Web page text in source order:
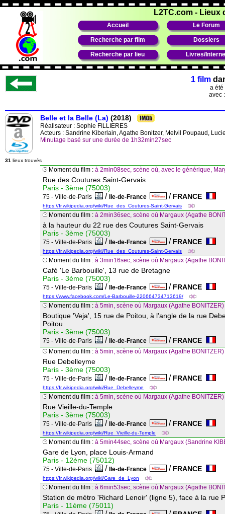
L2TC.com - Lieux
Accueil Le Forum
Recherche par film Dossiers
Recherche par lieu Livres/
1 film
a
avec
Belle et la Belle (La) (2018)
Réalisateur : Sophie FILLIERES
Acteurs : Sandrine Kiberlain, Agathe Bonitzer, Melvil Poupaud,
Minutage basé sur une durée de 1h32min27sec
31 lieux trouvés
Moment du film : à 2min08sec, scène où, avec le générique,
Rue des Coutures Saint-Gervais
Paris - 3ème (75003)
75 - Ville-de-Paris / Ile-de-France / FRANCE
https://fr.wikipedia.org/wiki/Rue_des_Coutures-Saint-Gervais
Moment du film : à 2min36sec, scène où Margaux (Agathe
à la hauteur du 22 rue des Coutures Saint-Gervais
Paris - 3ème (75003)
75 - Ville-de-Paris / Ile-de-France / FRANCE
https://fr.wikipedia.org/wiki/Rue_des_Coutures-Saint-Gervais
Moment du film : à 3min16sec, scène où Margaux (Agathe
Café 'Le Barbouille', 13 rue de Bretagne
Paris - 3ème (75003)
75 - Ville-de-Paris / Ile-de-France / FRANCE
https://www.facebook.com/Le-Barbouille-220664734713619/
Moment du film : à 5min, scène où Margaux (Agathe
Boutique 'Veja', 15 rue de Poitou, à l'angle de la rue
Poitou
Paris - 3ème (75003)
75 - Ville-de-Paris / Ile-de-France / FRANCE
Moment du film : à 5min, scène où Margaux (Agathe
Rue Debelleyme
Paris - 3ème (75003)
75 - Ville-de-Paris / Ile-de-France / FRANCE
https://fr.wikipedia.org/wiki/Rue_Debelleyme
Moment du film : à 5min, scène où Margaux (Agathe
Rue Vieille-du-Temple
Paris - 3ème (75003)
75 - Ville-de-Paris / Ile-de-France / FRANCE
https://fr.wikipedia.org/wiki/Rue_Vieille-du-Temple
Moment du film : à 5min44sec, scène où Margaux (Sandrine
Gare de Lyon, place Louis-Armand
Paris - 12ème (75012)
75 - Ville-de-Paris / Ile-de-France / FRANCE
https://fr.wikipedia.org/wiki/Gare_de_Lyon
Moment du film : à 6min53sec, scène où Margaux (Agathe
Station de métro 'Richard Lenoir' (ligne 5), face à la rue
Paris - 11ème (75011)